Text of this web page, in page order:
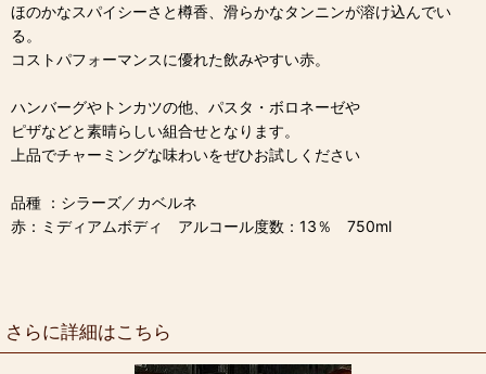
ほのかなスパイシーさと樽香、滑らかなタンニンが溶け込んでい
る。
コストパフォーマンスに優れた飲みやすい赤。
ハンバーグやトンカツの他、パスタ・ボロネーゼや
ピザなどと素晴らしい組合せとなります。
上品でチャーミングな味わいをぜひお試しください
品種 ：シラーズ／カベルネ
赤：ミディアムボディ アルコール度数：13％ 750ml
さらに詳細はこちら